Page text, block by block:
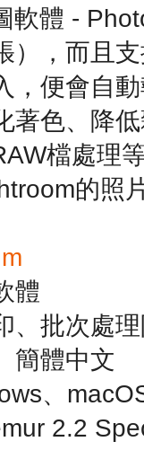
軟體 -
），而且
，便會自
著色、降
檔處理
的照
體
、批次處
簡體中文
、
2.2